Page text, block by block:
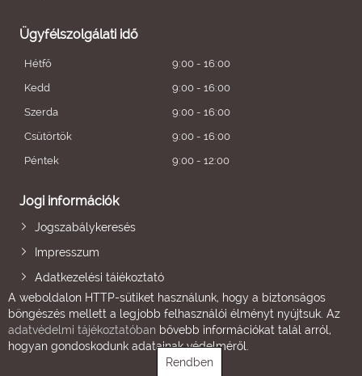
Ügyfélszolgálati idő
Hétfő
9:00 - 16:00
Kedd
9:00 - 16:00
Szerda
9:00 - 16:00
Csütörtök
9:00 - 16:00
Péntek
9:00 - 12:00
Jogi információk
Jogszabálykeresés
Impresszum
Adatkezelési tájékoztató
A weboldalon HTTP-sütiket használunk, hogy a biztonságos
böngészés mellett a legjobb felhasználói élményt nyújtsuk. Az
adatvédelmi tájékoztatóban bővebb információkat talál arról,
hogyan gondoskodunk adatainak védelméről.
Rendben